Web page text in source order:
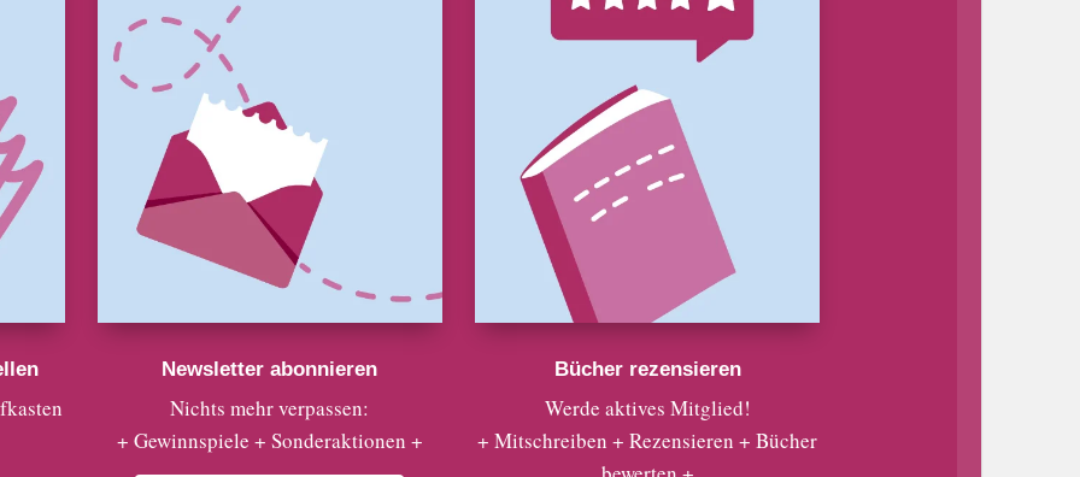
Newsletter abonnieren
Nichts mehr verpassen:
+ Gewinnspiele + Sonderaktionen +
Bücher rezensieren
Werde aktives Mitglied!
+ Mitschreiben + Rezensieren + Bücher